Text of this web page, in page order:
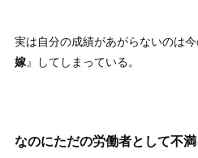
実は自分の成績があがらないのは
嫁』してしまっている。
なのにただの労働者として不